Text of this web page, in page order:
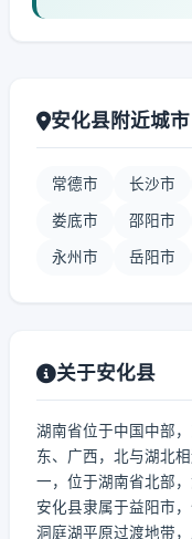
安化县附近城市
常德市 长沙市
娄底市 邵阳市
永州市 岳阳市
关于安化县
湖南省位于中国中部
东、广西，北与湖北
一，位于湖南省北部
安化县隶属于益阳市
洞庭湖平原过渡地带